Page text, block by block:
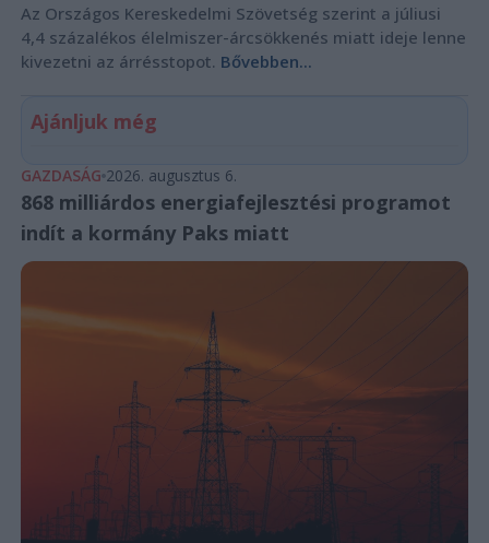
Az Országos Kereskedelmi Szövetség szerint a júliusi
4,4 százalékos élelmiszer-árcsökkenés miatt ideje lenne
kivezetni az árrésstopot. Bővebben...
Ajánljuk még
GAZDASÁG 2026. augusztus 6.
868 milliárdos energiafejlesztési programot
indít a kormány Paks miatt